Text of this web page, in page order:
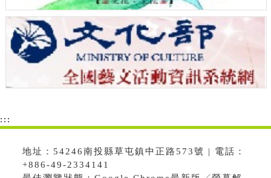
:::
地址：54246南投縣草屯鎮中正路573號 | 電話：
+886-49-2334141